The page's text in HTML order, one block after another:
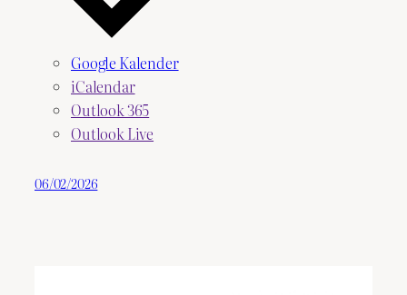
Google Kalender
iCalendar
Outlook 365
Outlook Live
06/02/2026